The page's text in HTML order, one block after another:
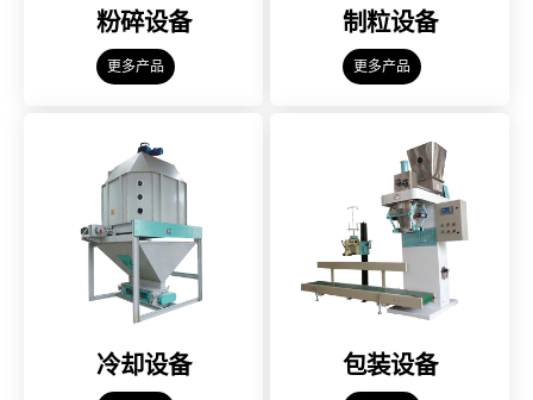
粉碎设备
更多产品
制粒设备
更多产品
冷却设备 包装设备